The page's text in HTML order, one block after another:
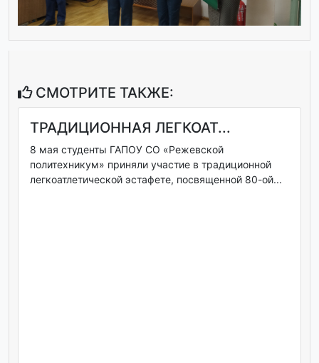
СМОТРИТЕ ТАКЖЕ:
ТРАДИЦИОННАЯ ЛЕГКОАТ...
‍‍‍8 мая студенты ГАПОУ СО «Режевской
политехникум» приняли участие в традиционной
легкоатлетической эстафете, посвященной 80-ой...